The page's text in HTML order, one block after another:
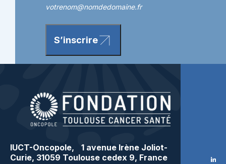
votrenom@nomdedomaine.fr
S’inscrire
IUCT-Oncopole, 1 avenue Irène Joliot-
Curie, 31059 Toulouse cedex 9, France